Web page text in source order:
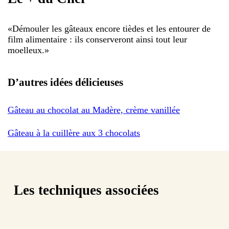
«Démouler les gâteaux encore tièdes et les entourer de
film alimentaire : ils conserveront ainsi tout leur
moelleux.»
D’autres idées délicieuses
Gâteau au chocolat au Madère, crème vanillée
Gâteau à la cuillère aux 3 chocolats
Les techniques associées